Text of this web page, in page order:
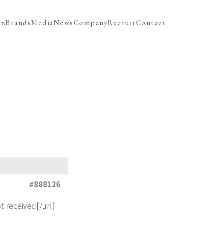
BrandsMediaNewsCompanyRecruitContact
#888126
received[/url]